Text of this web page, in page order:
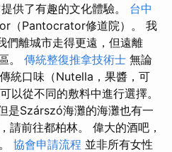
供了有趣的文化體驗。 台中
（Pantocrator修道院）。 我
們離城市走得更遠，但遠離
。 傳統整復推拿技術士 無論
統口味（Nutella，果醬，可
以從不同的敷料中進行選擇。
是Szárszó海灘的海灘也有一
請前往都柏林。 偉大的酒吧，
協會申請流程 並非所有女性